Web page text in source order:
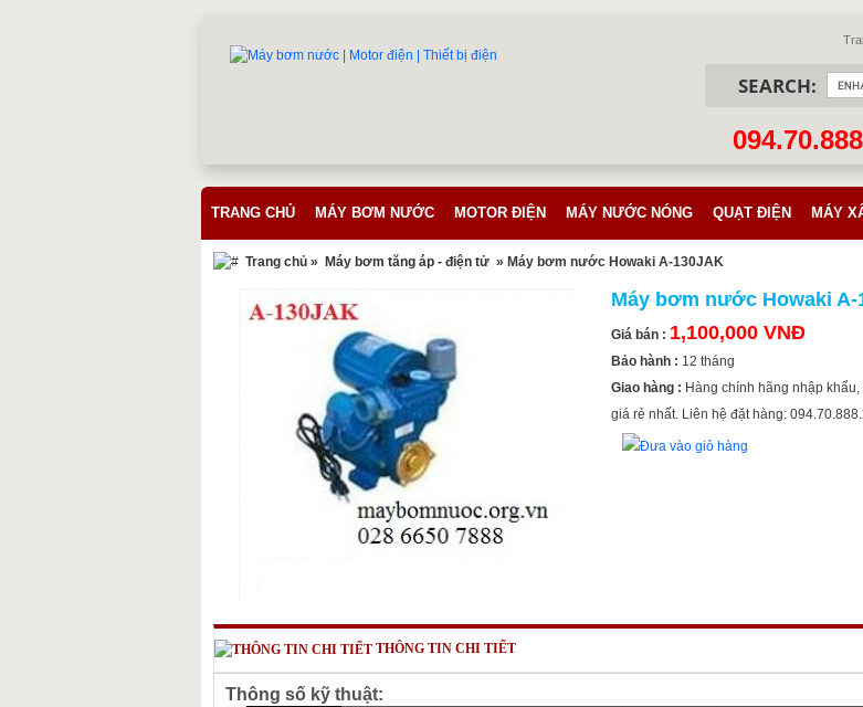
SEARCH:
TRANG CHỦ MÁY BƠM NƯỚC MOTOR ĐIỆN MÁY NƯỚC NÓNG QUẠT ĐIỆN MÁY
Trang chủ » Máy bơm tăng áp - điện tử » Máy bơm nước Howaki A-130JAK
Máy bơm nước Howaki A-
Giá bán : 1,100,000 VNĐ
Bảo hành : 12 tháng
Giao hàng : Hàng chính hãng nhập
giá rẻ nhất. Liên hệ đặt hàng:
THÔNG TIN CHI TIẾT
Thông số kỹ thuật: